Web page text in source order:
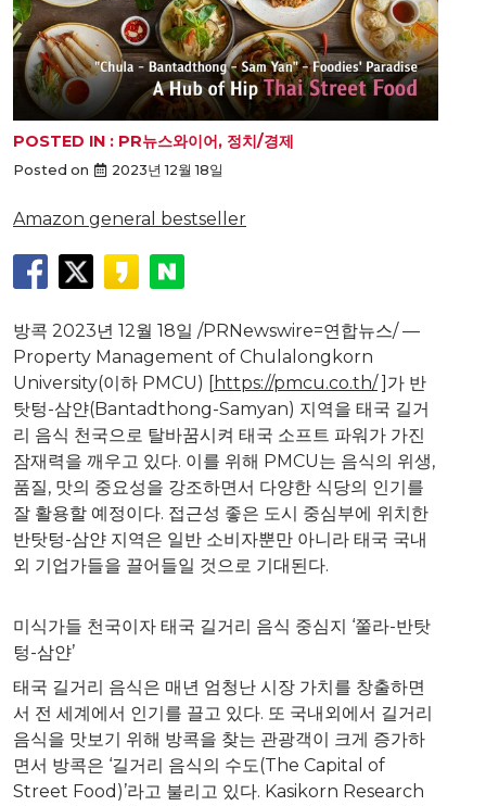
POSTED IN : PR뉴스와이어, 정치/경제
Posted on 2023년 12월 18일
Amazon general bestseller
방콕 2023년 12월 18일 /PRNewswire=연합뉴스/ —
Property Management of Chulalongkorn
University(이하 PMCU) [ https://pmcu.co.th/ ]가 반
탓텅-삼얀(Bantadthong-Samyan) 지역을 태국 길거
리 음식 천국으로 탈바꿈시켜 태국 소프트 파워가 가진
잠재력을 깨우고 있다. 이를 위해 PMCU는 음식의 위생,
품질, 맛의 중요성을 강조하면서 다양한 식당의 인기를
잘 활용할 예정이다. 접근성 좋은 도시 중심부에 위치한
반탓텅-삼얀 지역은 일반 소비자뿐만 아니라 태국 국내
외 기업가들을 끌어들일 것으로 기대된다.
미식가들 천국이자 태국 길거리 음식 중심지 ‘쭐라-반탓
텅-삼얀’
태국 길거리 음식은 매년 엄청난 시장 가치를 창출하면
서 전 세계에서 인기를 끌고 있다. 또 국내외에서 길거리
음식을 맛보기 위해 방콕을 찾는 관광객이 크게 증가하
면서 방콕은 ‘길거리 음식의 수도(The Capital of
Street Food)’라고 불리고 있다. Kasikorn Research